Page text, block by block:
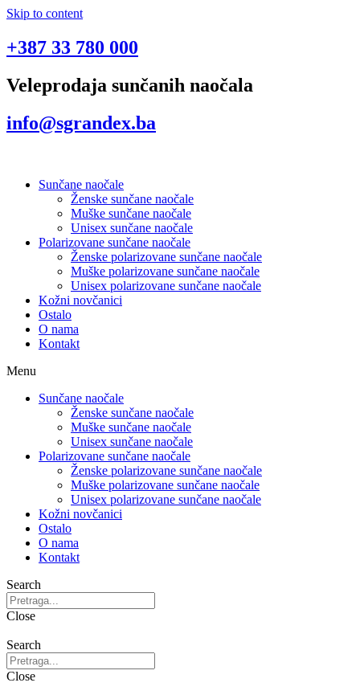
Skip to content
+387 33 780 000
Veleprodaja sunčanih naočala
info@sgrandex.ba
Sunčane naočale
Ženske sunčane naočale
Muške sunčane naočale
Unisex sunčane naočale
Polarizovane sunčane naočale
Ženske polarizovane sunčane naočale
Muške polarizovane sunčane naočale
Unisex polarizovane sunčane naočale
Kožni novčanici
Ostalo
O nama
Kontakt
Menu
Sunčane naočale
Ženske sunčane naočale
Muške sunčane naočale
Unisex sunčane naočale
Polarizovane sunčane naočale
Ženske polarizovane sunčane naočale
Muške polarizovane sunčane naočale
Unisex polarizovane sunčane naočale
Kožni novčanici
Ostalo
O nama
Kontakt
Search
Close
Search
Close